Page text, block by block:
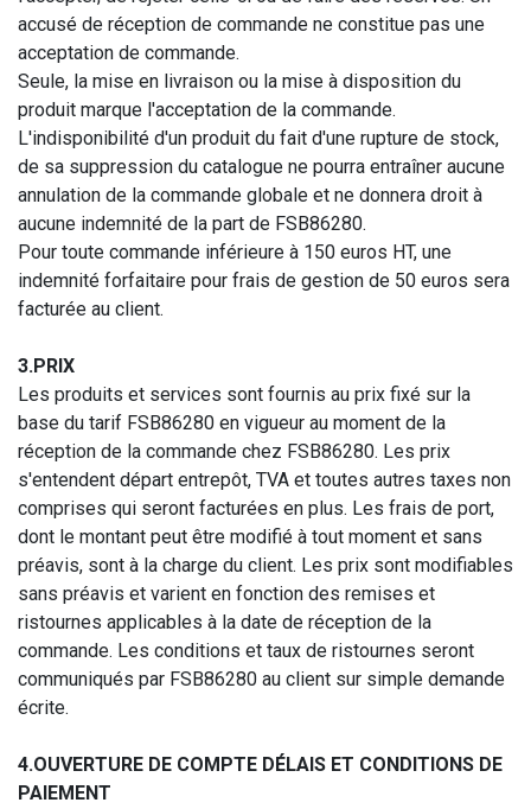
accusé de réception de commande ne constitue pas une
acceptation de commande.
Seule, la mise en livraison ou la mise à disposition du
produit marque l'acceptation de la commande.
L'indisponibilité d'un produit du fait d'une rupture de stock,
de sa suppression du catalogue ne pourra entraîner aucune
annulation de la commande globale et ne donnera droit à
aucune indemnité de la part de FSB86280.
Pour toute commande inférieure à 150 euros HT, une
indemnité forfaitaire pour frais de gestion de 50 euros sera
facturée au client.
3.PRIX
Les produits et services sont fournis au prix fixé sur la
base du tarif FSB86280 en vigueur au moment de la
réception de la commande chez FSB86280. Les prix
s'entendent départ entrepôt, TVA et toutes autres taxes non
comprises qui seront facturées en plus. Les frais de port,
dont le montant peut être modifié à tout moment et sans
préavis, sont à la charge du client. Les prix sont modifiables
sans préavis et varient en fonction des remises et
ristournes applicables à la date de réception de la
commande. Les conditions et taux de ristournes seront
communiqués par FSB86280 au client sur simple demande
écrite.
4.OUVERTURE DE COMPTE DÉLAIS ET CONDITIONS DE
PAIEMENT